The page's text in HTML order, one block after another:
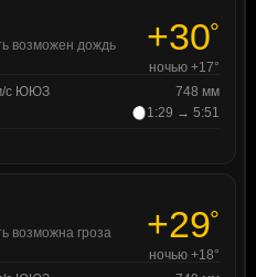
возможен дождь +30°
ночью +17°
с ЮЮЗ
748 мм
1:29 → 5:51
возможна гроза +29°
ночью +18°